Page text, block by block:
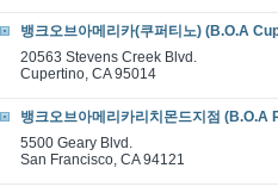
뱅크오브아메리카(쿠퍼티노) (B.O.A
20563 Stevens Creek Blvd.
Cupertino, CA 95014
뱅크오브아메리카리치몬드지점
5500 Geary Blvd.
San Francisco, CA 94121